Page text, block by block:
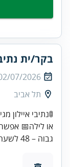
בקר/ית
07/2026
תל אביב
🚦נתיבי
גבוה – 48 לשעה✅ תוספות אש"ל ונסיעות מוגברו...